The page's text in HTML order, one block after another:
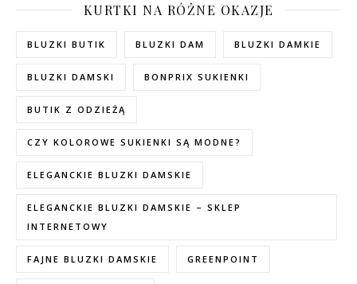
KURTKI NA RÓŻNE OKAZJE
BLUZKI BUTIK BLUZKI DAM BLUZKI DAMKIE
BLUZKI DAMSKI BONPRIX SUKIENKI
BUTIK Z ODZIEŻĄ
CZY KOLOROWE SUKIENKI SĄ MODNE?
ELEGANCKIE BLUZKI DAMSKIE
ELEGANCKIE BLUZKI DAMSKIE – SKLEP
INTERNETOWY
FAJNE BLUZKI DAMSKIE GREENPOINT